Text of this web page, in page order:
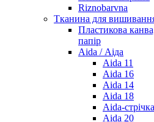
Riznobarvna
Тканина для
Пластикова
папір
Aida / Аіда
Aida 11
Aida 16
Aida 14
Aida 18
Aida-стрічка
Aida 20